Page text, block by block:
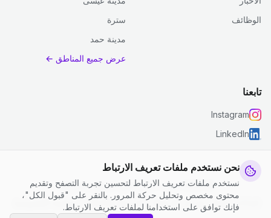
نحن نستخدم ملفات تعريف الارتباط
نستخدم ملفات تعريف الارتباط لتحسين تجربة التصفح وتقديم
محتوى مخصص وتحليل حركة المرور. بالنقر على "قبول الكل"،
فإنك توافق على استخدامنا لملفات تعريف الارتباط.
الوظائف
سترة
مدينة حمد
عرض جميع المناطق ←
تابعنا
Instagram
LinkedIn
© 2026 جست كلين. جميع الحقوق محفوظة.
سياسة الخصوصية
الشروط والأحكام | إعدادات ملفات تعريف الارتباط